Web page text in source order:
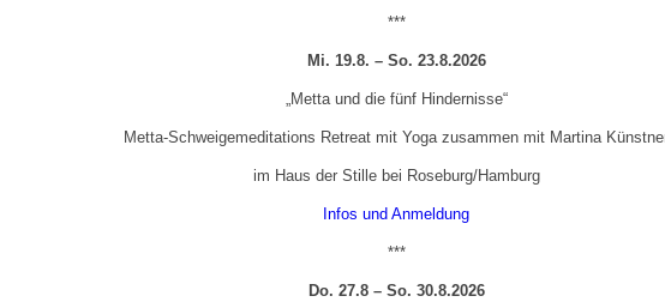
***
Mi. 19.8. – So. 23.8.2026
„Metta und die fünf Hindernisse“
Metta-Schweigemeditations Retreat mit Yoga zusammen mit Martina
im Haus der Stille bei Roseburg/Hamburg
Infos und Anmeldung
***
Do. 27.8 – So. 30.8.2026